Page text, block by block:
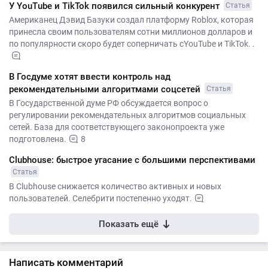
У YouTube и TikTok появился сильный конкурент Статья
Американец Дэвид Базуки создал платформу Roblox, которая
принесла своим пользователям сотни миллионов долларов и
по популярности скоро будет соперничать сYouTube и TikTok. .
В Госдуме хотят ввести контроль над
рекомендательными алгоритмами соцсетей
Статья
В Государственной думе РФ обсуждается вопрос о
регулировании рекомендательных алгоритмов социальных
сетей. База для соответствующего законопроекта уже
подготовлена.
8
Clubhouse: быстрое угасание с большими перспективами
Статья
В Clubhouse снижается количество активных и новых
пользователей. Селебрити постепенно уходят.
Показать ещё
Написать комментарий